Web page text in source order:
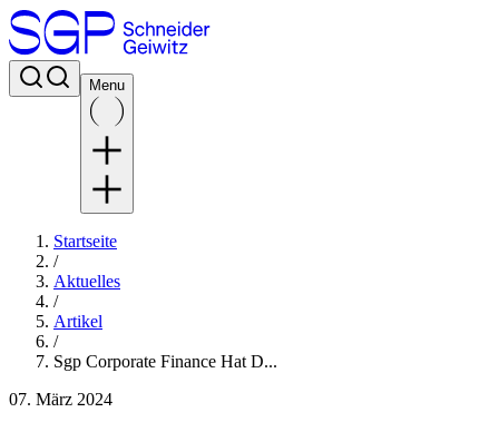
Menu
Startseite
/
Aktuelles
/
Artikel
/
Sgp Corporate Finance Hat D...
07. März 2024